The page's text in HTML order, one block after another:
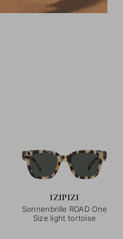
IZIPIZI
Sonnenbrille ROAD One
Size light tortoise